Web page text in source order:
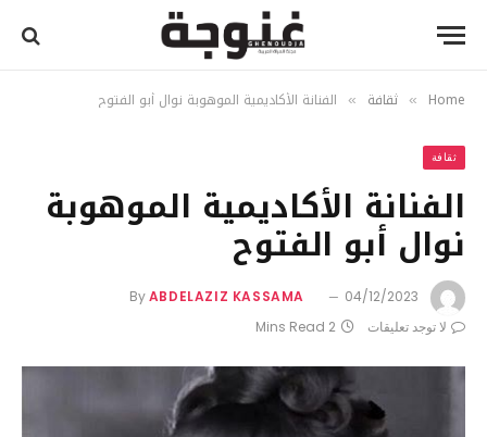
Home
» ثقافة » الفنانة الأكاديمية الموهوبة نوال أبو الفتوح
ثقافة
الفنانة الأكاديمية الموهوبة
نوال أبو الفتوح
ByABDELAZIZ KASSAMA
04/12/2023
لا توجد تعليقات
2 Mins Read